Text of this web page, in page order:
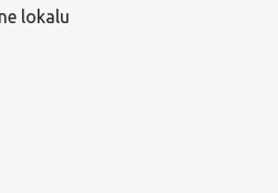
lokalu